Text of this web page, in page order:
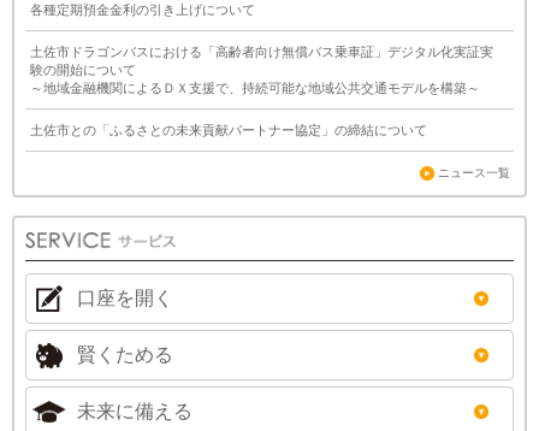
各種定期預金金利の引き上げについて
土佐市ドラゴンバスにおける「高齢者向け無償バス乗車証」デジタル化実証実
験の開始について
～地域金融機関によるＤＸ支援で、持続可能な地域公共交通モデルを構築～
土佐市との「ふるさとの未来貢献パートナー協定」の締結について
ニュース一覧
口座を開く
賢くためる
未来に備える